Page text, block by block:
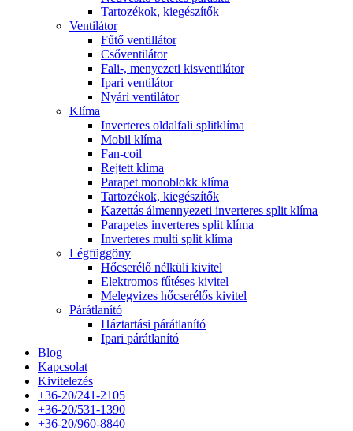
Tartozékok, kiegészítők
Ventilátor
Fűtő ventillátor
Csőventilátor
Fali-, menyezeti kisventilátor
Ipari ventilátor
Nyári ventilátor
Klíma
Inverteres oldalfali splitklíma
Mobil klíma
Fan-coil
Rejtett klíma
Parapet monoblokk klíma
Tartozékok, kiegészítők
Kazettás álmennyezeti inverteres split klíma
Parapetes inverteres split klíma
Inverteres multi split klíma
Légfüggöny
Hőcserélő nélküli kivitel
Elektromos fűtéses kivitel
Melegvizes hőcserélős kivitel
Párátlanító
Háztartási párátlanító
Ipari párátlanító
Blog
Kapcsolat
Kivitelezés
+36-20/241-2105
+36-20/531-1390
+36-20/960-8840